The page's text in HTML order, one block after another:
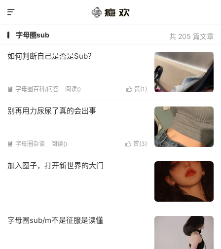

共 205 篇文章
字母圈sub
如何判断自己是否是Sub？
 赞(1 )
 字母圈百科/问答 阅读()
别再用力尿尿了真的会出事
 赞(3)
 字母圈杂谈 阅读()
加入圈子，打开新世界的大门
字母圈sub/m不是征服是读懂